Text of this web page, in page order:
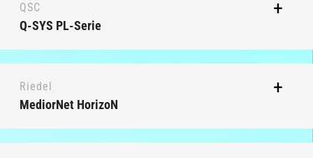
QSC
Q-SYS PL-Serie
Riedel
MediorNet HorizoN